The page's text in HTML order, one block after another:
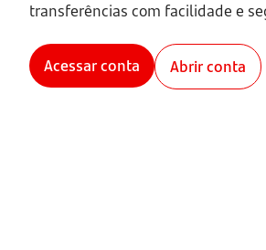
transferências com facilidade e
Acessar conta Abrir conta